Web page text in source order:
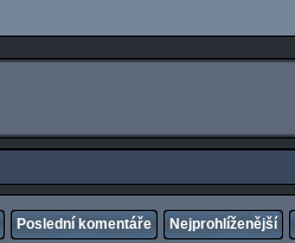
Poslední komentáře Nejprohlíženější